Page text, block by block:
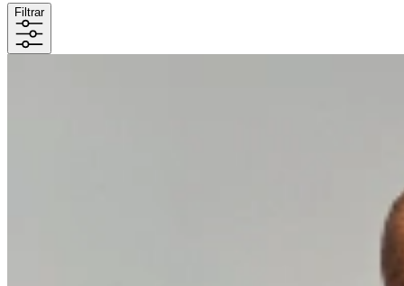
Filtrar